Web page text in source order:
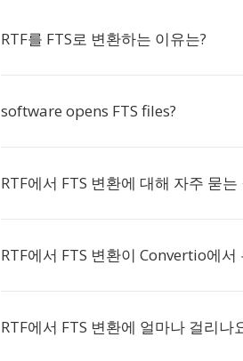
RTF를 FTS로 변환하는 이유는?
software opens FTS files?
RTF에서 FTS 변환에 대해 자주 묻는
RTF에서 FTS 변환이 Convertio에서
RTF에서 FTS 변환에 얼마나 걸리나